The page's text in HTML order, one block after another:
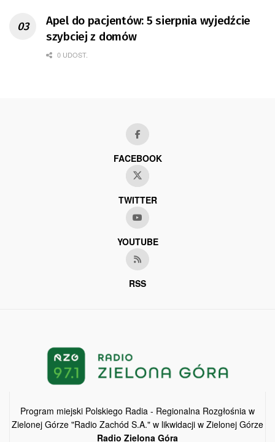
Apel do pacjentów: 5 sierpnia wyjedźcie
szybciej z domów
0 UDOST.
FACEBOOK
TWITTER
YOUTUBE
RSS
Program miejski Polskiego Radia - Regionalna Rozgłośnia w
Zielonej Górze "Radio Zachód S.A." w likwidacji w Zielonej Górze
Radio Zielona Góra